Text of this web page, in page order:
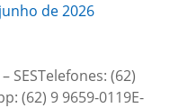
de 2026
SESTelefones: (62)
(62) 9 9659-0119E-